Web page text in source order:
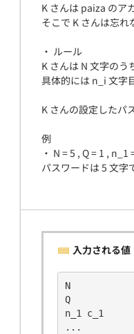
K さんは paiza のア
そこで K さんは忘れ
・ ルール
K さんは N 文字のう
具体的には n_i 文字
K さんの設定したパ
例
・ N = 5 , Q = 1 ,
パスワードは 5 文字
入力される値
N
Q
n_1 c_1
...